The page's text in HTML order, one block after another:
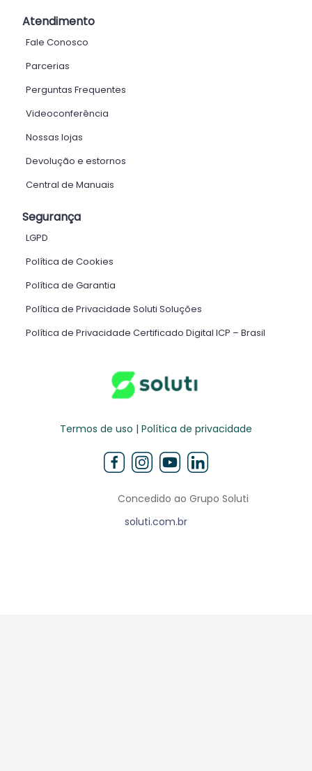
Atendimento
Fale Conosco
Parcerias
Perguntas Frequentes
Videoconferência
Nossas lojas
Devolução e estornos
Central de Manuais
Segurança
LGPD
Política de Cookies
Política de Garantia
Política de Privacidade Soluti Soluções
Política de Privacidade Certificado Digital ICP – Brasil ​
Termos de uso | Política de privacidade
Concedido ao Grupo Soluti
soluti.com.br